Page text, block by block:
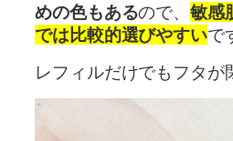
めの色もあるので、敏感
では比較的選びやすいで
レフィルだけでもフタが